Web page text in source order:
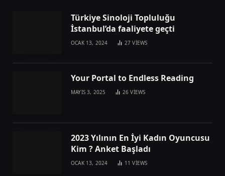
Türkiye Sinoloji Topluluğu
İstanbul’da faaliyete geçti
OCAK 13, 2024 27VIEWS
Your Portal to Endless Reading
MAYIS 3, 2025 26VIEWS
2023 Yılının En İyi Kadın Oyuncusu
Kim ? Anket Başladı
OCAK 13, 2024 11VIEWS